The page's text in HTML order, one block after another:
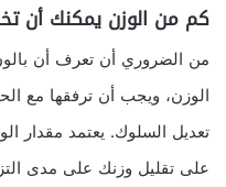
كم من الوزن يمكنك أن
من الضروري أن تعرف أن
الوزن، ويجب أن ترفقها مع
تعديل السلوك. يعتمد
على تقليل وزنك على مدى